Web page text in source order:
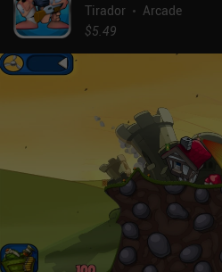
Tirador
Arcade
$5.49